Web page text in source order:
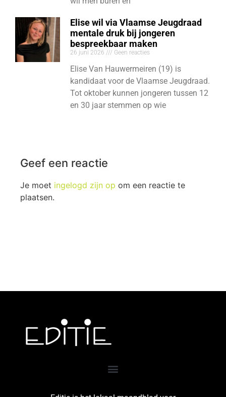
Elise wil via Vlaamse Jeugdraad
mentale druk bij jongeren
bespreekbaar maken
26 juni 2026 Geen reacties
Elise Van Hauwermeiren (19) is
kandidaat voor de Vlaamse Jeugdraad.
Tot oktober kunnen jongeren tussen 12
en 30 jaar stemmen op wie
Geef een reactie
Je moet ingelogd zijn op om een reactie te
plaatsen.